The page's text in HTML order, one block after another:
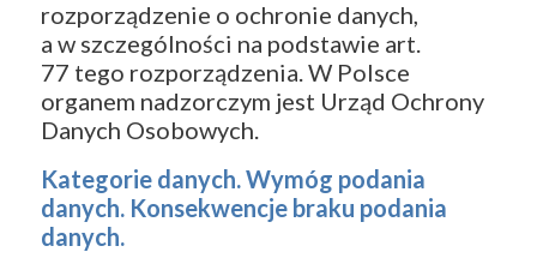
rozporządzenie o ochronie danych,
a w szczególności na podstawie art.
77 tego rozporządzenia. W Polsce
organem nadzorczym jest Urząd Ochrony
Danych Osobowych.
Kategorie danych. Wymóg podania
danych. Konsekwencje braku podania
danych.